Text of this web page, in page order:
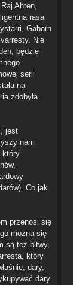
Ahten,
rasa
Gaborn
Nie
będzie
serii
na
zdobyła
jest
nam
który
Co jak
przenosi się
można się
są też bitwy,
który
dary,
dary